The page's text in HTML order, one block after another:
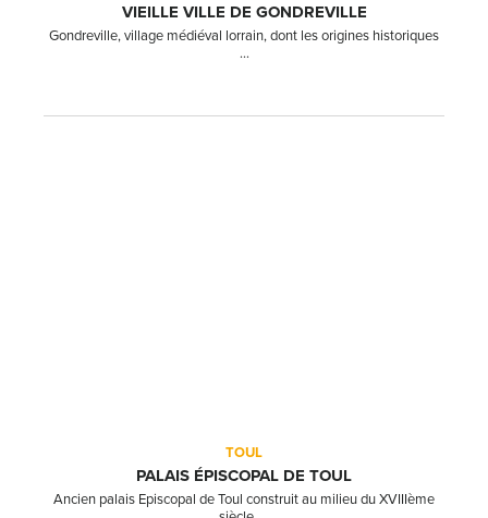
VIEILLE VILLE DE GONDREVILLE
Gondreville, village médiéval lorrain, dont les origines historiques
...
TOUL
PALAIS ÉPISCOPAL DE TOUL
Ancien palais Episcopal de Toul construit au milieu du XVIIIème